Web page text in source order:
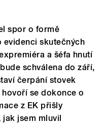
spor o formě
evidenci skutečných
a šéfa hnutí
schválena do září,
čerpání stovek
se dokonce o
z EK přišly
jsem mluvil